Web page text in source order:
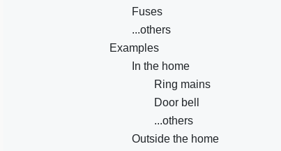
Fuses
...others
Examples
In the home
Ring mains
Door bell
...others
Outside the home